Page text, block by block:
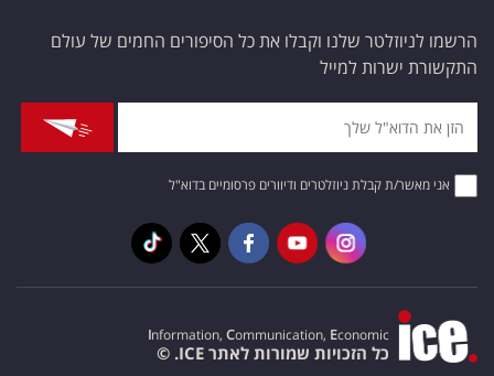
הרשמו לניוזלטר שלנו וקבלו את כל הסיפורים החמים של עולם
התקשורת ישרות למייל
אני מאשר/ת קבלת ניוזלטרים ודיוורים פרסומיים בדוא"ל
Information, Communication, Economic
כל הזכויות שמורות לאתר ICE. ©